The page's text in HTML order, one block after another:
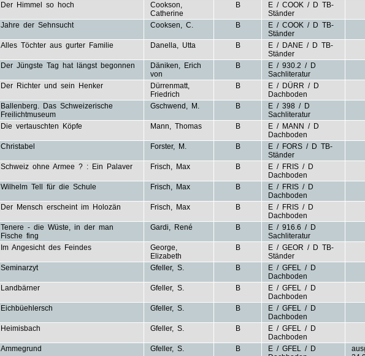
Der Himmel so hoch
Cookson,
Catherine
B
E / COOK / D TB-
Ständer
Jahre der Sehnsucht Cooksen, C. B
E / COOK / D TB-
Ständer
Alles Töchter aus gurter Familie Danella, Utta B
E / DANE / D TB-
Ständer
Der Jüngste Tag hat längst begonnen
Däniken, Erich
von
B
E / 930.2 / D
Sachliteratur
Der Richter und sein Henker
Dürrenmatt,
Friedrich
B
E / DÜRR / D
Dachboden
Ballenberg. Das Schweizerische
Freilichtmuseum
Gschwend, M. B
E / 398 / D
Sachliteratur
Die vertauschten Köpfe Mann, Thomas B
E / MANN / D
Dachboden
Christabel Forster, M. B
E / FORS / D TB-
Ständer
Schweiz ohne Armee ? : Ein Palaver Frisch, Max B
E / FRIS / D
Dachboden
Wilhelm Tell für die Schule Frisch, Max B
E / FRIS / D
Dachboden
Der Mensch erscheint im Holozän Frisch, Max B
E / FRIS / D
Dachboden
Tenere - die Wüste, in der man
Fische fing
Gardi, René B
E / 916.6 / D
Sachliteratur
Im Angesicht des Feindes
George,
Elizabeth
B
E / GEOR / D TB-
Ständer
Seminarzyt Gfeller, S. B
E / GFEL / D
Dachboden
Landbärner Gfeller, S. B
E / GFEL / D
Dachboden
Eichbüehlersch Gfeller, S. B
E / GFEL / D
Dachboden
Heimisbach Gfeller, S. B
E / GFEL / D
Dachboden
Ammegrund Gfeller, S. B
E / GFEL / D